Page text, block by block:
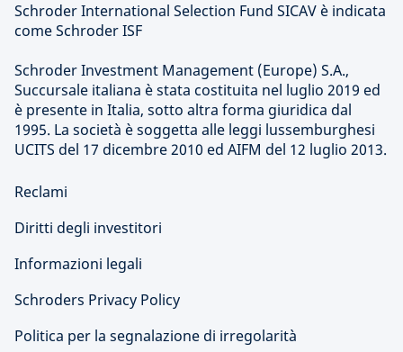
Schroder International Selection Fund SICAV è indicata
come Schroder ISF
Schroder Investment Management (Europe) S.A.,
Succursale italiana è stata costituita nel luglio 2019 ed
è presente in Italia, sotto altra forma giuridica dal
1995. La società è soggetta alle leggi lussemburghesi
UCITS del 17 dicembre 2010 ed AIFM del 12 luglio 2013.
Reclami
Diritti degli investitori
Informazioni legali
Schroders Privacy Policy
Politica per la segnalazione di irregolarità